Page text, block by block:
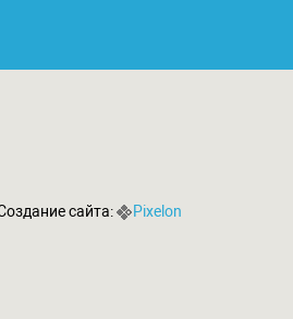
сайта: Pixelon